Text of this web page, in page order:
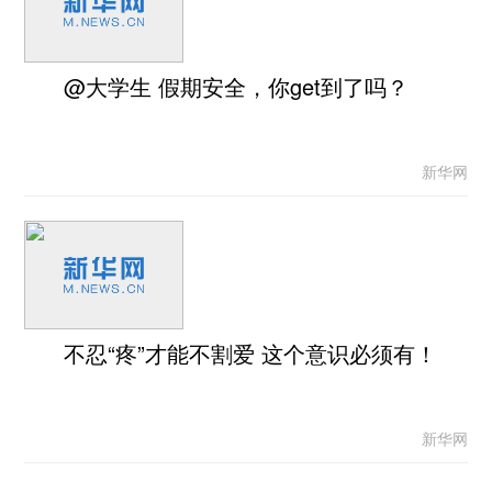
@大学生 假期安全，你get到了吗？
新华网
不忍“疼”才能不割爱 这个意识必须有！
新华网